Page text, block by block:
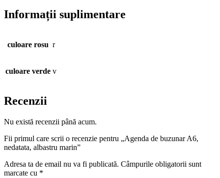
Informații suplimentare
culoare rosu r
culoare verde v
Recenzii
Nu există recenzii până acum.
Fii primul care scrii o recenzie pentru „Agenda de buzunar A6,
nedatata, albastru marin”
Adresa ta de email nu va fi publicată. Câmpurile obligatorii sunt
marcate cu *